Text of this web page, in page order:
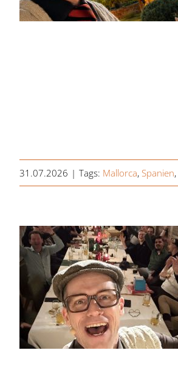
31.07.2026 | Tags: Mallorca, Spanien,